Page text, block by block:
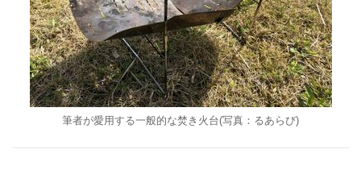
筆者が愛用する一般的な焚き火台(写真：るあらび)